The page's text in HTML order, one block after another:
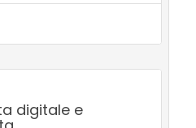
digitale e